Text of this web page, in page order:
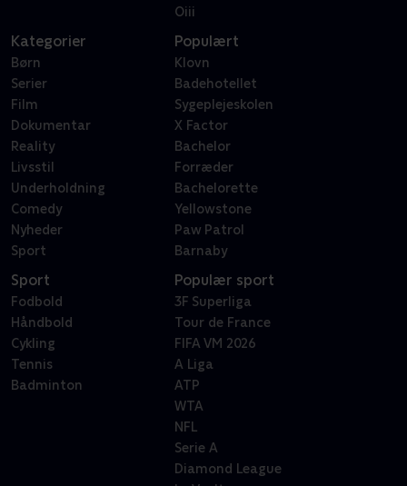
Oiii
Kategorier
Børn
Serier
Film
Dokumentar
Reality
Livsstil
Underholdning
Comedy
Nyheder
Sport
Populært
Klovn
Badehotellet
Sygeplejeskolen
X Factor
Bachelor
Forræder
Bachelorette
Yellowstone
Paw Patrol
Barnaby
Sport
Fodbold
Håndbold
Cykling
Tennis
Badminton
Populær sport
3F Superliga
Tour de France
FIFA VM 2026
A Liga
ATP
WTA
NFL
Serie A
Diamond League